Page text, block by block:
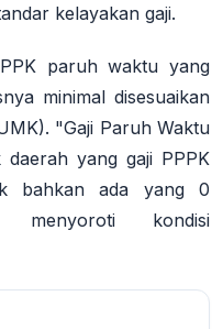
kelayakan gaji.
paruh waktu yang
minimal disesuaikan
"Gaji Paruh Waktu
yang gaji PPPK
bahkan ada yang 0
kondisi